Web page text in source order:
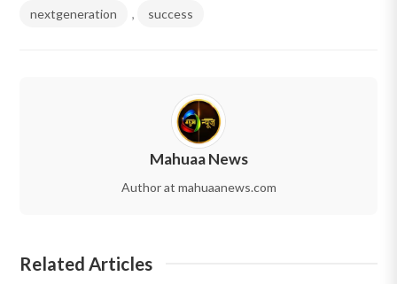
nextgeneration , success
Mahuaa News
Author at mahuaanews.com
Related Articles